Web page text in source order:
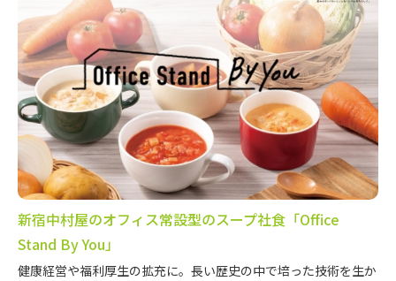
新宿中村屋のオフィス常設型のスープ社食「Office
Stand By You」
健康経営や福利厚生の拡充に。長い歴史の中で培った技術を生か